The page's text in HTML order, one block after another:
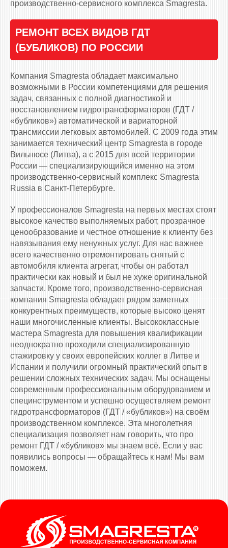
производственно-сервисного комплекса Smagresta.
РЕМОНТ ВСЕХ ВИДОВ ГДТ
(БУБЛИКОВ) ПО РОССИИ
Компания Smagresta обладает максимально
возможными в России компетенциями для решения
задач, связанных с полной диагностикой и
восстановлением гидротрансформаторов (ГДТ /
«бубликов») автоматической и вариаторной
трансмиссии легковых автомобилей. С 2009 года этим
занимается технический центр Smagresta в городе
Вильнюсе (Литва), а с 2015 для всей территории
России — специализирующийся именно на этом
производственно-сервисный комплекс Smagresta
Russia в Санкт-Петербурге.
У профессионалов Smagresta на первых местах стоят
высокое качество выполняемых работ, прозрачное
ценообразование и честное отношение к клиенту без
навязывания ему ненужных услуг. Для нас важнее
всего качественно отремонтировать снятый с
автомобиля клиента агрегат, чтобы он работал
практически как новый и был не хуже оригинальной
запчасти. Кроме того, производственно-сервисная
компания Smagresta обладает рядом заметных
конкурентных преимуществ, которые высоко ценят
наши многочисленные клиенты. Высококлассные
мастера Smagresta для повышения квалификации
неоднократно проходили специализированную
стажировку у своих европейских коллег в Литве и
Испании и получили огромный практический опыт в
решении сложных технических задач. Мы оснащены
современным профессиональным оборудованием и
специнструментом и успешно осуществляем ремонт
гидротрансформаторов (ГДТ / «бубликов») на своём
производственном комплексе. Эта многолетняя
специализация позволяет нам говорить, что про
ремонт ГДТ / «бубликов» мы знаем всё. Если у вас
появились вопросы — обращайтесь к нам! Мы вам
поможем.